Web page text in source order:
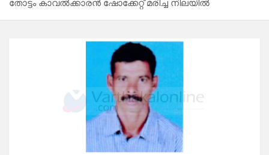
തോട്ടം കാവൽക്കാരൻ ഷോക്കേറ്റ് മരിച്ച നിലയിൽ